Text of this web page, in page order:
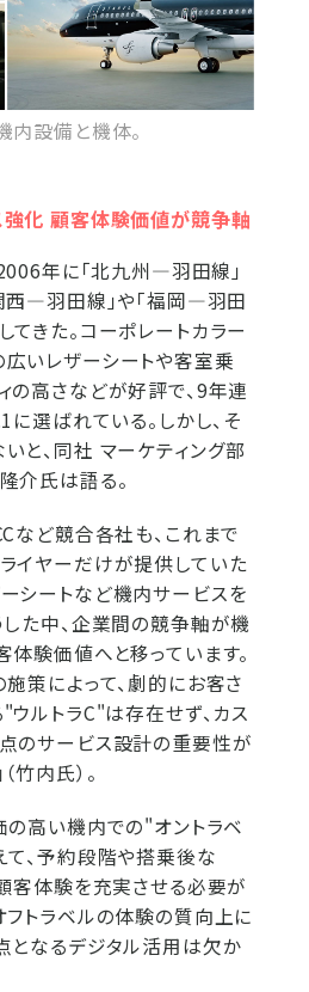
内設備と機体。
化 顧客体験価値が競争軸
年に「北九州―羽田線」
西―羽田線」や「福岡―羽田
てきた。コーポレートカラー
いレザーシートや客室乗
の高さなどが好評で、9年連
選ばれている。しかし、そ
と、同社 マーケティング部
介氏は語る。
など競合各社も、これまで
イヤーだけが提供していた
シートなど機内サービスを
した中、企業間の競争軸が機
体験価値へと移っています。
施策によって、劇的にお客さ
ルトラC"は存在せず、カス
のサービス設計の重要性が
竹内氏）。
の高い機内での"オントラベ
、予約段階や搭乗後な
客体験を充実させる必要が
フトラベルの体験の質向上に
となるデジタル活用は欠か